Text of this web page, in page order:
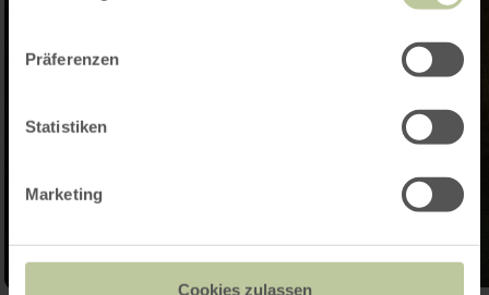
Präferenzen
Statistiken
Marketing
Cookies zulassen